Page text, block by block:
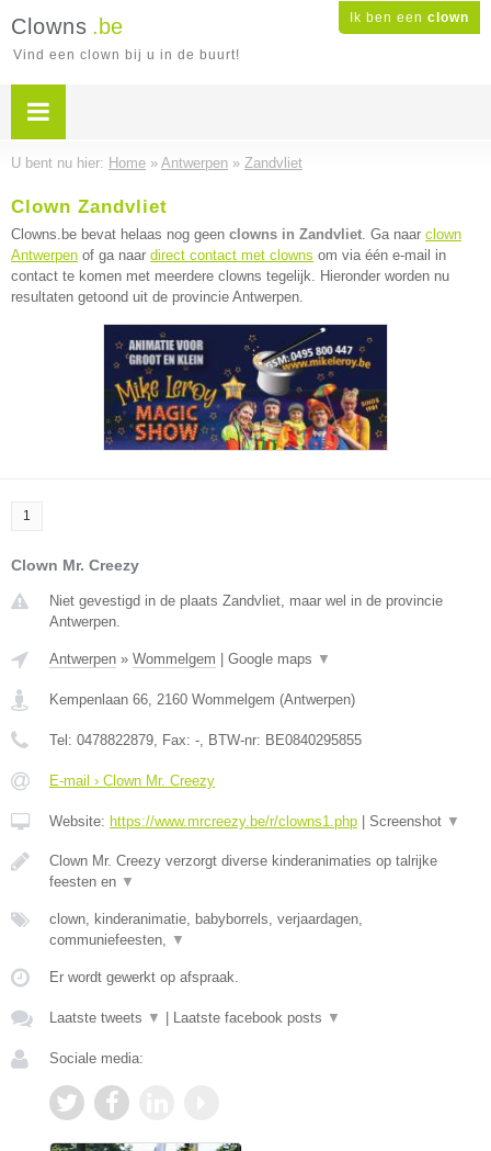
Ik ben een clown
Clowns .be
Vind een clown bij u in de buurt!
U bent nu hier: Home » Antwerpen » Zandvliet
Clown Zandvliet
Clowns.be bevat helaas nog geen clowns in Zandvliet. Ga naar clown
Antwerpen of ga naar direct contact met clowns om via één e-mail in
contact te komen met meerdere clowns tegelijk. Hieronder worden nu
resultaten getoond uit de provincie Antwerpen.
1
Clown Mr. Creezy
Niet gevestigd in de plaats Zandvliet, maar wel in de provincie
Antwerpen.
Antwerpen » Wommelgem Google maps ▼
Kempenlaan 66, 2160 Wommelgem (Antwerpen)
Tel: 0478822879, Fax: -, BTW-nr: BE0840295855
E-mail › Clown Mr. Creezy
Website: https://www.mrcreezy.be/r/clowns1.php Screenshot ▼
Clown Mr. Creezy verzorgt diverse kinderanimaties op talrijke
feesten en ▼
clown, kinderanimatie, babyborrels, verjaardagen,
communiefeesten, ▼
Er wordt gewerkt op afspraak.
Laatste tweets ▼ Laatste facebook posts ▼
Sociale media: